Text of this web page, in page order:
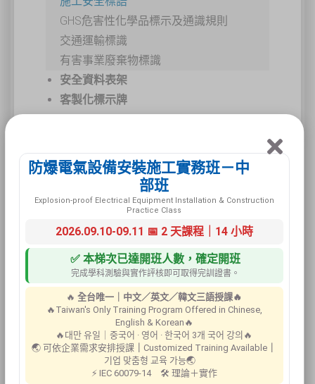
GHS危害性化學品標示及通識規則
交通運輸標識
有害事業廢棄物標識
安全資料表架
客製化標示牌
POP-11 保持環境
衛生清潔
防爆電氣設備安裝施工實務班－中
部班
Explosion-proof Electrical Equipment Installation & Construction
Practice Class
2026.09.10-09.11 📅 2 天課程｜14 小時
✅ 本梯次已達開班人數，確定開班
完成學科測驗與實作評核即可取得完訓證書。
🔥全台唯一｜中文／英文／韓文三語授課🔥
🔥Taiwan's Only Training Program Offered in Chinese,
English & Korean🔥
🔥대만 유일｜중국어 · 영어 · 한국어 3개 국어 강의🔥
🌏 可依企業需求安排授課
Customized Training Available
기업 맞춤형 교육 가능🌏
⚡ IEC 60079-14 🛠 理論＋實作